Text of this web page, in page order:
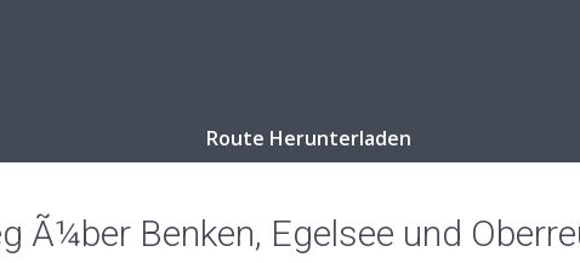
Route Herunterladen
Ã¼ber Benken, Egelsee und